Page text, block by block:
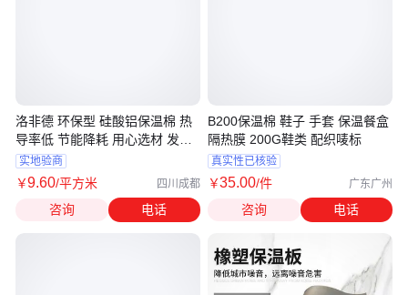
洛非德 环保型 硅酸铝保温棉 热
导率低 节能降耗 用心选材 发货
及时
实地验商
￥9.60/平方米 四川成都
咨询 电话
B200保温棉 鞋子 手套 保温餐盒
隔热膜 200G鞋类 配织唛标
真实性已核验
￥35.00/件 广东广州
咨询 电话